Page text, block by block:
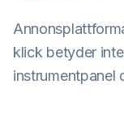
klick betyder
instrumentpanel